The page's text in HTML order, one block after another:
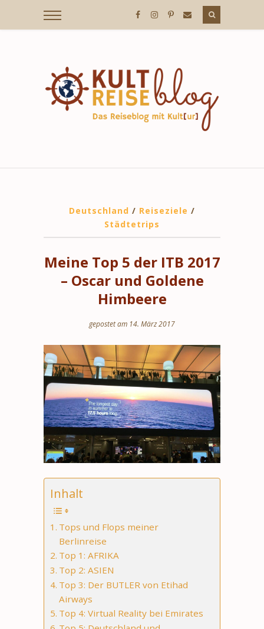
Deutschland / Reiseziele /
Städtetrips
Meine Top 5 der ITB 2017
– Oscar und Goldene
Himbeere
gepostet am 14. März 2017
Inhalt
Tops und Flops meiner
Berlinreise
Top 1: AFRIKA
Top 2: ASIEN
Top 3: Der BUTLER von Etihad
Airways
Top 4: Virtual Reality bei Emirates